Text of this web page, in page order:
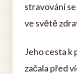
stravování
ve světě
Jeho cesta k
začala před